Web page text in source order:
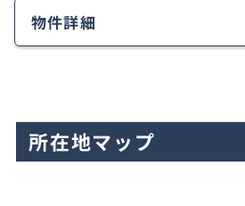
物件詳細
所在地マップ